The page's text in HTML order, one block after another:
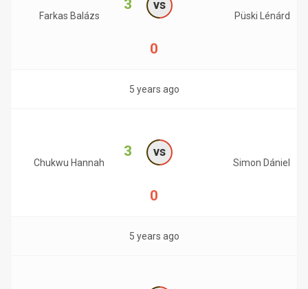
Farkas Balázs
3 vs
0
Püski Lénárd
5 years ago
Chukwu Hannah
3 vs
0
Simon Dániel
5 years ago